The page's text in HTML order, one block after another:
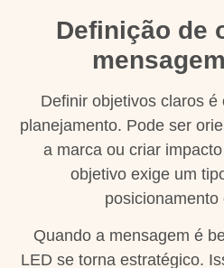
Definição de
Definir objetivos claros
planejamento. Pode ser
a marca ou criar
objetivo exige um
posicionamento
Quando a mensagem é
LED se torna estratégico.